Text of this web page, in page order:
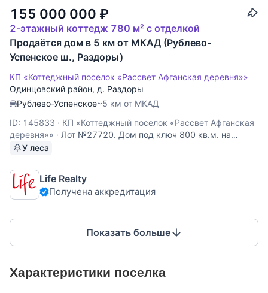
155 000 000 ₽
2-этажный коттедж 780 м² с отделкой
Продаётся дом в 5 км от МКАД (Рублево-
Успенское ш., Раздоры)
КП «Коттеджный поселок «Рассвет Афганская деревня»»
Одинцовский район, д. Раздоры
Рублево-Успенское~5 км от МКАД
ID: 145833 · КП «Коттеджный поселок «Рассвет Афганская
деревня»» · Лот №27720. Дом под ключ 800 кв.м. на
участке 15.00 соток. Количество спален: 5. Коттеджный
МКАД. Живописный участок в охраняемом коттеджном
поселке в Раздорах. Просторный меблированный дом,
У леса
Life Realty
Получена аккредитация
Показать больше
Характеристики поселка